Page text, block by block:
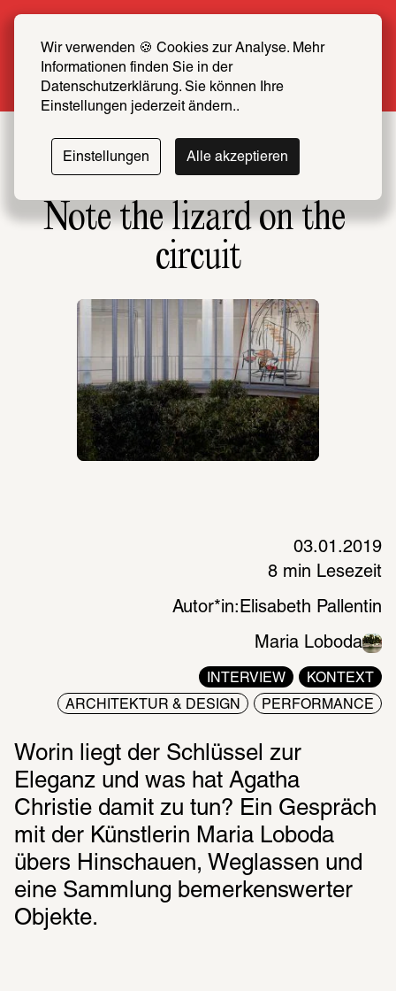
Wir verwenden 🍪 Cookies zur Analyse. Mehr
Informationen finden Sie in der
Datenschutzerklärung. Sie können Ihre
Einstellungen jederzeit ändern..
Einstellungen Alle akzeptieren
SCHIRN FREUND*IN werden
Mehr erfahren
Note the lizard on the
circuit
03.01.2019
8 min Lesezeit
Autor*in: Elisabeth Pallentin
Maria Loboda
INTERVIEW KONTEXT
ARCHITEKTUR & DESIGN PERFORMANCE
Worin liegt der Schlüssel zur
Eleganz und was hat Agatha
Christie damit zu tun? Ein Gespräch
mit der Künstlerin Maria Loboda
übers Hinschauen, Weglassen und
eine Sammlung bemerkenswerter
Objekte.